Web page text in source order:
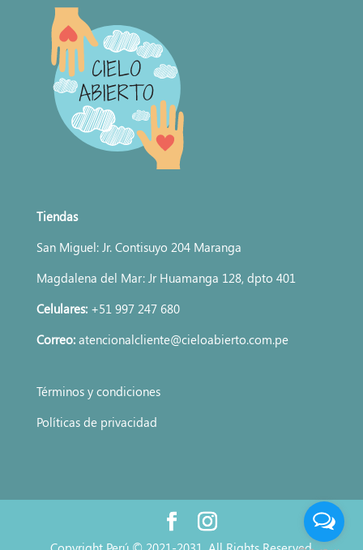
Tiendas
San Miguel: Jr. Contisuyo 204 Maranga
Magdalena del Mar: Jr Huamanga 128, dpto 401
Celulares:+51 997 247 680
Correo:atencionalcliente@cieloabierto.com.pe
Términos y condiciones
Políticas de privacidad